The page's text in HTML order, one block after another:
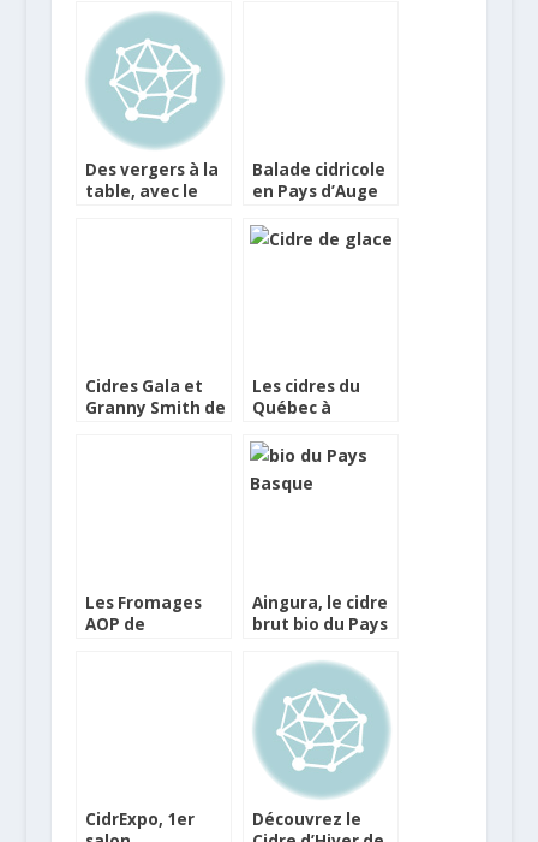
Des vergers à la
table, avec le
Balade cidricole
en Pays d’Auge
Cidres Gala et
Granny Smith de
Les cidres du
Québec à
Les Fromages
AOP de
Aingura, le cidre
brut bio du Pays
CidrExpo, 1er
Découvrez le